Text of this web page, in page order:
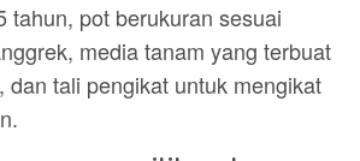
tahun, pot berukuran sesuai
media tanam yang terbuat
dan tali pengikat untuk mengikat